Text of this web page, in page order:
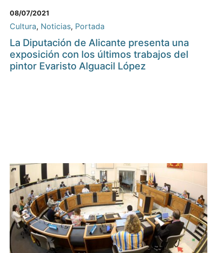
08/07/2021
Cultura, Noticias, Portada
La Diputación de Alicante presenta una
exposición con los últimos trabajos del
pintor Evaristo Alguacil López